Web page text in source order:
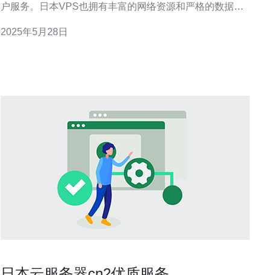
户服务。日本VPS也拥有丰富的网络资源和严格的数据隐
本VPS提供了多种不同配置的虚拟服务器，用户可以根据
2025年5月28日